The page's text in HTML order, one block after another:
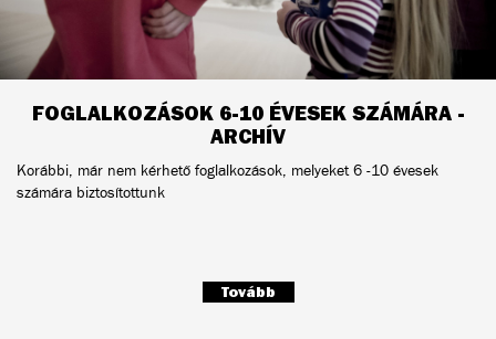
FOGLALKOZÁSOK 6-10 ÉVESEK SZÁMÁRA -
ARCHÍV
Korábbi, már nem kérhető foglalkozások, melyeket 6 -10 évesek
számára biztosítottunk
Tovább